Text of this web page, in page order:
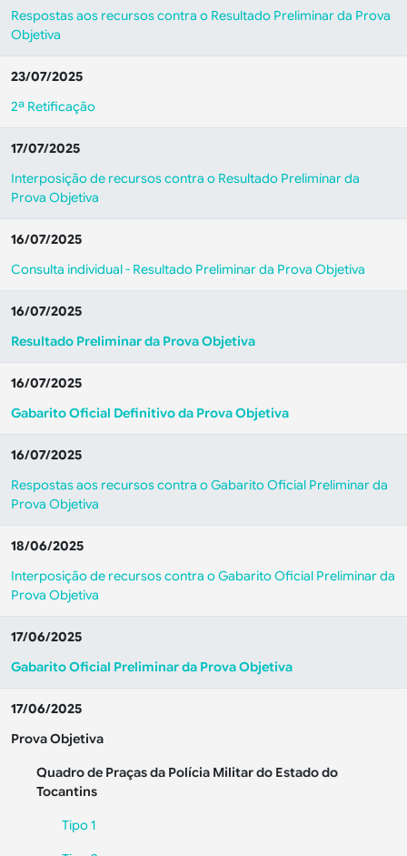
Respostas aos recursos contra o Resultado Preliminar da Prova
Objetiva
23/07/2025
2ª Retificação
17/07/2025
Interposição de recursos contra o Resultado Preliminar da
Prova Objetiva
16/07/2025
Consulta individual - Resultado Preliminar da Prova Objetiva
16/07/2025
Resultado Preliminar da Prova Objetiva
16/07/2025
Gabarito Oficial Definitivo da Prova Objetiva
16/07/2025
Respostas aos recursos contra o Gabarito Oficial Preliminar da
Prova Objetiva
18/06/2025
Interposição de recursos contra o Gabarito Oficial Preliminar da
Prova Objetiva
17/06/2025
Gabarito Oficial Preliminar da Prova Objetiva
17/06/2025
Prova Objetiva
Quadro de Praças da Polícia Militar do Estado do
Tocantins
Tipo 1